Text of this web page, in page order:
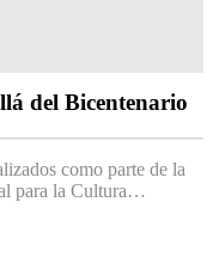
del Bicentenario
como parte de la
para la Cultura…